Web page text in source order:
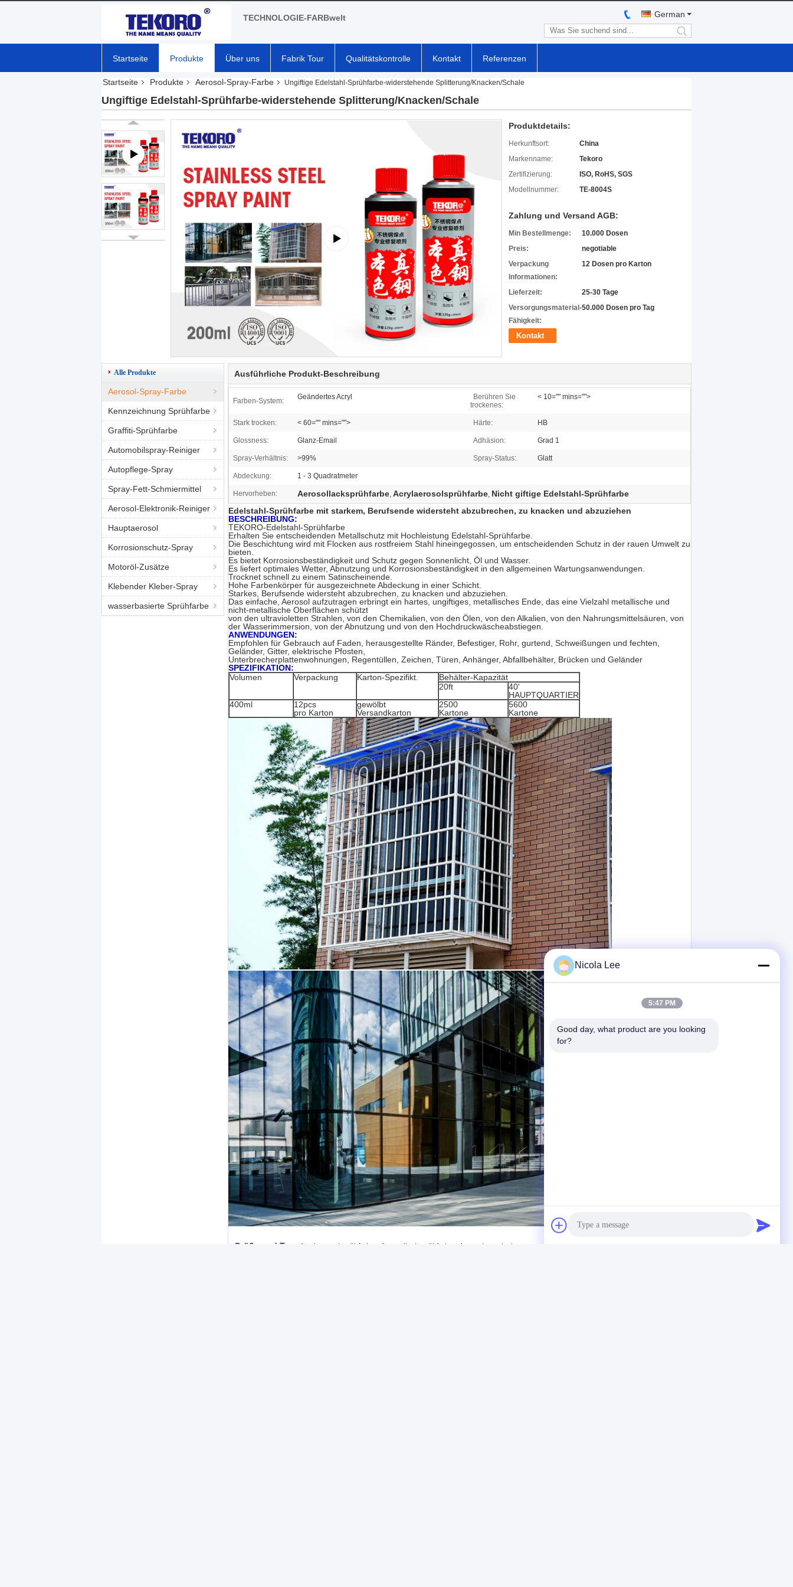
TECHNOLOGIE-FARBwelt German
search
Startseite Produkte Über uns Fabrik Tour Qualitätskontrolle Kontakt Referenzen
Startseite Produkte Aerosol-Spray-Farbe Ungiftige Edelstahl-Sprühfarbe-widerstehende Splitterung/Knacken/Schale
Ungiftige Edelstahl-Sprühfarbe-widerstehende Splitterung/Knacken/Schale
Produktdetails:
Herkunftsort:
China
Markenname:
Tekoro
Zertifizierung:
ISO, RoHS, SGS
Modellnummer:
TE-8004S
Zahlung und Versand AGB:
Min Bestellmenge:
10.000 Dosen
Preis:
negotiable
Verpackung
Informationen:
12 Dosen pro Karton
Lieferzeit:
25-30 Tage
Versorgungsmaterial-
Fähigkeit:
50.000 Dosen pro Tag
Kontakt
Alle Produkte
Aerosol-Spray-Farbe
Kennzeichnung Sprühfarbe
Graffiti-Sprühfarbe
Automobilspray-Reiniger
Autopflege-Spray
Spray-Fett-Schmiermittel
Aerosol-Elektronik-Reiniger
Hauptaerosol
Korrosionschutz-Spray
Motoröl-Zusätze
Klebender Kleber-Spray
wasserbasierte Sprühfarbe
Ausführliche Produkt-Beschreibung
Farben-System: Geändertes Acryl
Berühren Sie
trockenes:
< 10="" mins="">
Stark trocken: < 60="" mins=""> Härte: HB
Glossness: Glanz-Email Adhäsion: Grad 1
Spray-Verhältnis: >99% Spray-Status: Glatt
Abdeckung: 1 - 3 Quadratmeter
Hervorheben: Aerosollacksprühfarbe, Acrylaerosolsprühfarbe, Nicht giftige Edelstahl-Sprühfarbe
Edelstahl-Sprühfarbe mit starkem, Berufsende widersteht abzubrechen, zu knacken und abzuziehen
BESCHREIBUNG:
TEKORO-Edelstahl-Sprühfarbe
Erhalten Sie entscheidenden Metallschutz mit Hochleistung Edelstahl-Sprühfarbe.
Die Beschichtung wird mit Flocken aus rostfreiem Stahl hineingegossen, um entscheidenden Schutz in der rauen Umwelt zu
bieten.
Es bietet Korrosionsbeständigkeit und Schutz gegen Sonnenlicht, Öl und Wasser.
Es liefert optimales Wetter, Abnutzung und Korrosionsbeständigkeit in den allgemeinen Wartungsanwendungen.
Trocknet schnell zu einem Satinscheinende.
Hohe Farbenkörper für ausgezeichnete Abdeckung in einer Schicht.
Starkes, Berufsende widersteht abzubrechen, zu knacken und abzuziehen.
Das einfache, Aerosol aufzutragen erbringt ein hartes, ungiftiges, metallisches Ende, das eine Vielzahl metallische und
nicht-metallische Oberflächen schützt
von den ultravioletten Strahlen, von den Chemikalien, von den Ölen, von den Alkalien, von den Nahrungsmittelsäuren, von
der Wasserimmersion, von der Abnutzung und von den Hochdruckwäscheabstiegen.
ANWENDUNGEN:
Empfohlen für Gebrauch auf Faden, herausgestellte Ränder, Befestiger, Rohr, gurtend, Schweißungen und fechten,
Geländer, Gitter, elektrische Pfosten,
Unterbrecherplattenwohnungen, Regentüllen, Zeichen, Türen, Anhänger, Abfallbehälter, Brücken und Geländer
SPEZIFIKATION:
Volumen
Verpackung Karton-Spezifikt.
Behälter-Kapazität
20ft
40'
HAUPTQUARTIER
400ml
12pcs
pro Karton
gewölbt
Versandkarton
2500
Kartone
5600
Kartone
Größe und Tag: Acrylaerosolsprühfarbe Aerosollacksprühfarbe Aerosolspraylack
Nicola Lee
5:47 PM
Good day, what product are you looking
for?